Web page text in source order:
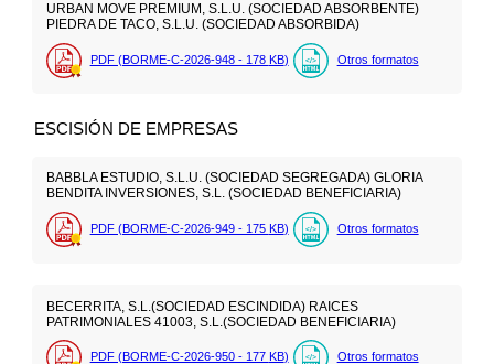
URBAN MOVE PREMIUM, S.L.U. (SOCIEDAD ABSORBENTE)
PIEDRA DE TACO, S.L.U. (SOCIEDAD ABSORBIDA)
PDF (BORME-C-2026-948 - 178 KB) Otros formatos
ESCISIÓN DE EMPRESAS
BABBLA ESTUDIO, S.L.U. (SOCIEDAD SEGREGADA) GLORIA
BENDITA INVERSIONES, S.L. (SOCIEDAD BENEFICIARIA)
PDF (BORME-C-2026-949 - 175 KB) Otros formatos
BECERRITA, S.L.(SOCIEDAD ESCINDIDA) RAICES
PATRIMONIALES 41003, S.L.(SOCIEDAD BENEFICIARIA)
PDF (BORME-C-2026-950 - 177 KB) Otros formatos